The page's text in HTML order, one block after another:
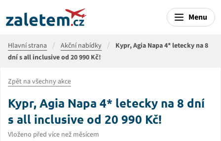
Menu
Hlavní strana Akční nabídky
Kypr, Agia Napa 4* letecky na 8
dní s all inclusive od 20 990 Kč!
Zpět na všechny akce
Kypr, Agia Napa 4* letecky na 8 dní
s all inclusive od 20 990 Kč!
Vloženo před více než měsícem